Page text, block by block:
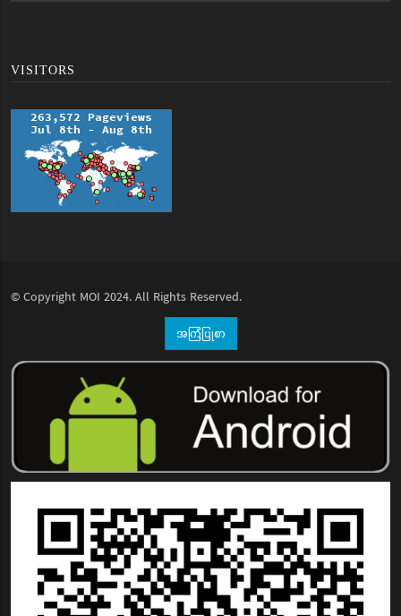
VISITORS
© Copyright MOI 2024. All Rights Reserved.
အကြံပြုစာ